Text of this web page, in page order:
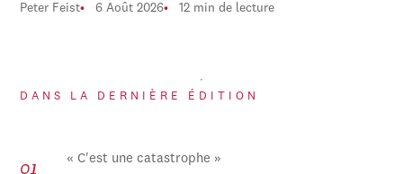
Peter Feist 6 Août 2026 12 min de lecture
DANS LA DERNIÈRE ÉDITION
« C'est une catastrophe »